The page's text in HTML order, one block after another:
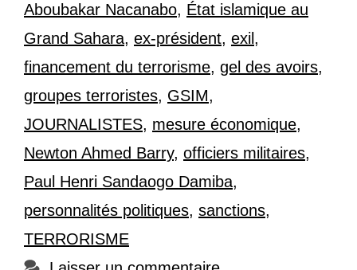
Aboubakar Nacanabo, État islamique au
Grand Sahara, ex-président, exil ,
financement du terrorisme, gel des avoirs,
groupes terroristes, GSIM,
JOURNALISTES, mesure économique,
Newton Ahmed Barry, officiers militaires,
Paul Henri Sandaogo Damiba,
personnalités politiques, sanctions,
TERRORISME